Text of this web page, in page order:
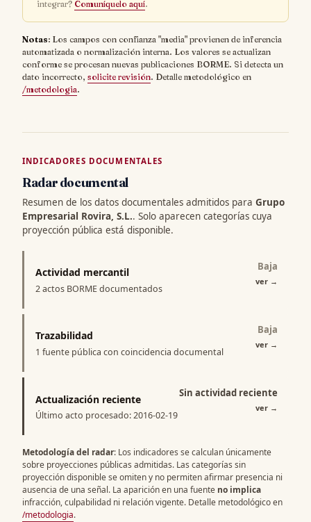
integrar? Comuníquelo aquí.
Notas: Los campos con confianza "media" provienen de inferencia
automatizada o normalización interna. Los valores se actualizan
conforme se procesan nuevas publicaciones BORME. Si detecta un
dato incorrecto, solicite revisión. Detalle metodológico en
/metodologia.
INDICADORES DOCUMENTALES
Radar documental
Resumen de los datos documentales admitidos para Grupo
Empresarial Rovira, S.L.. Solo aparecen categorías cuya
proyección pública está disponible.
Actividad mercantil
2 actos BORME documentados
Baja
ver →
Trazabilidad
1 fuente pública con coincidencia documental
Baja
ver →
Actualización reciente
Último acto procesado: 2016-02-19
Sin actividad reciente
ver →
Metodología del radar: Los indicadores se calculan únicamente
sobre proyecciones públicas admitidas. Las categorías sin
proyección disponible se omiten y no permiten afirmar presencia ni
ausencia de una señal. La aparición en una fuente no implica
infracción, culpabilidad ni relación vigente. Detalle metodológico en
/metodologia.